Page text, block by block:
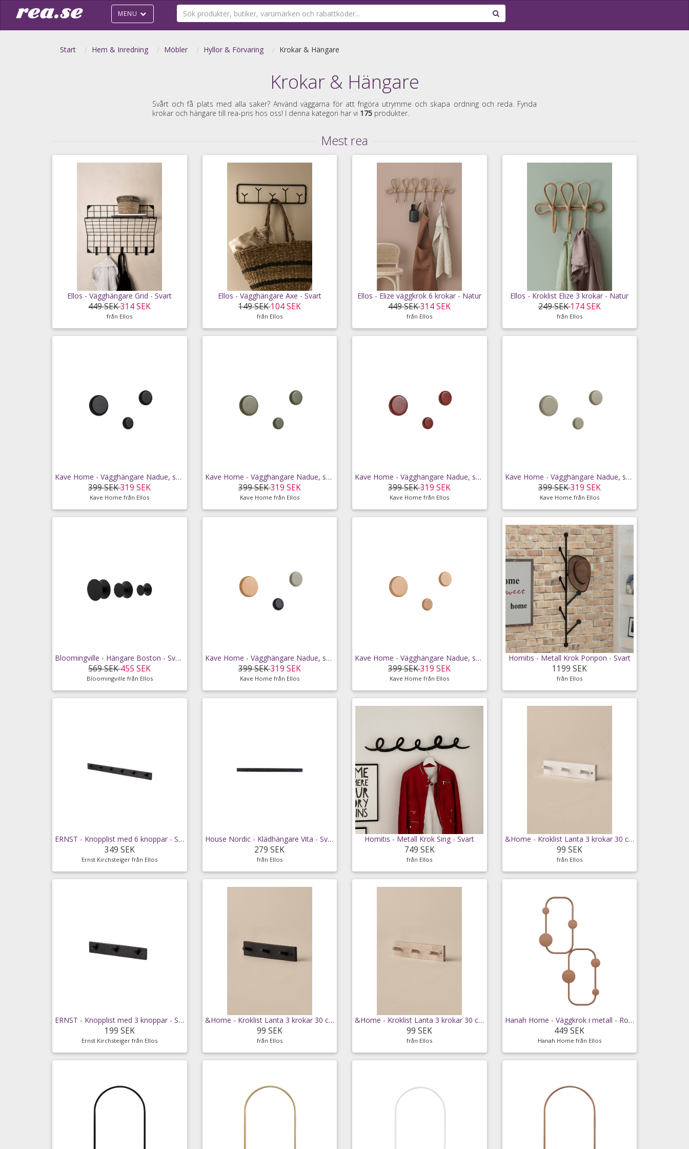
MENU
Start Hem & Inredning Möbler Hyllor & Förvaring Krokar & Hängare
Krokar & Hängare
Svårt och få plats med alla saker? Använd väggarna för att frigöra utrymme och skapa ordning och reda. Fynda
krokar och hängare till rea-pris hos oss! I denna kategori har vi 175 produkter.
Mest rea
Ellos - Vägghängare Grid - Svart
449 SEK314 SEK
från Ellos
Ellos - Vägghängare Axe - Svart
149 SEK104 SEK
från Ellos
Ellos - Elize väggkrok 6 krokar - Natur
449 SEK314 SEK
från Ellos
Ellos - Kroklist Elize 3 krokar - Natur
249 SEK174 SEK
från Ellos
Kave Home - Vägghängare Nadue, set om 3 - Svart
399 SEK319 SEK
Kave Home från Ellos
Kave Home - Vägghängare Nadue, set om 3 - Grön
399 SEK319 SEK
Kave Home från Ellos
Kave Home - Vägghängare Nadue, set om 3 - Röd
399 SEK319 SEK
Kave Home från Ellos
Kave Home - Vägghängare Nadue, set om 3 - Grå
399 SEK319 SEK
Kave Home från Ellos
Bloomingville - Hängare Boston - Svart
569 SEK455 SEK
Bloomingville från Ellos
Kave Home - Vägghängare Nadue, set om 3 - Flerfärgad
399 SEK319 SEK
Kave Home från Ellos
Kave Home - Vägghängare Nadue, set om 3 - Brun
399 SEK319 SEK
Kave Home från Ellos
Homitis - Metall Krok Ponpon - Svart
1199 SEK
från Ellos
ERNST - Knopplist med 6 knoppar - Svart
349 SEK
Ernst Kirchsteiger från Ellos
House Nordic - Klädhängare Vita - Svart
279 SEK
från Ellos
Homitis - Metall Krok Sing - Svart
749 SEK
från Ellos
&Home - Kroklist Lanta 3 krokar 30 cm - Vit
99 SEK
från Ellos
ERNST - Knopplist med 3 knoppar - Svart
199 SEK
Ernst Kirchsteiger från Ellos
&Home - Kroklist Lanta 3 krokar 30 cm - Svart
99 SEK
från Ellos
&Home - Kroklist Lanta 3 krokar 30 cm - Natur
99 SEK
från Ellos
Hanah Home - Väggkrok i metall - Ronnie - Koppar
449 SEK
Hanah Home från Ellos